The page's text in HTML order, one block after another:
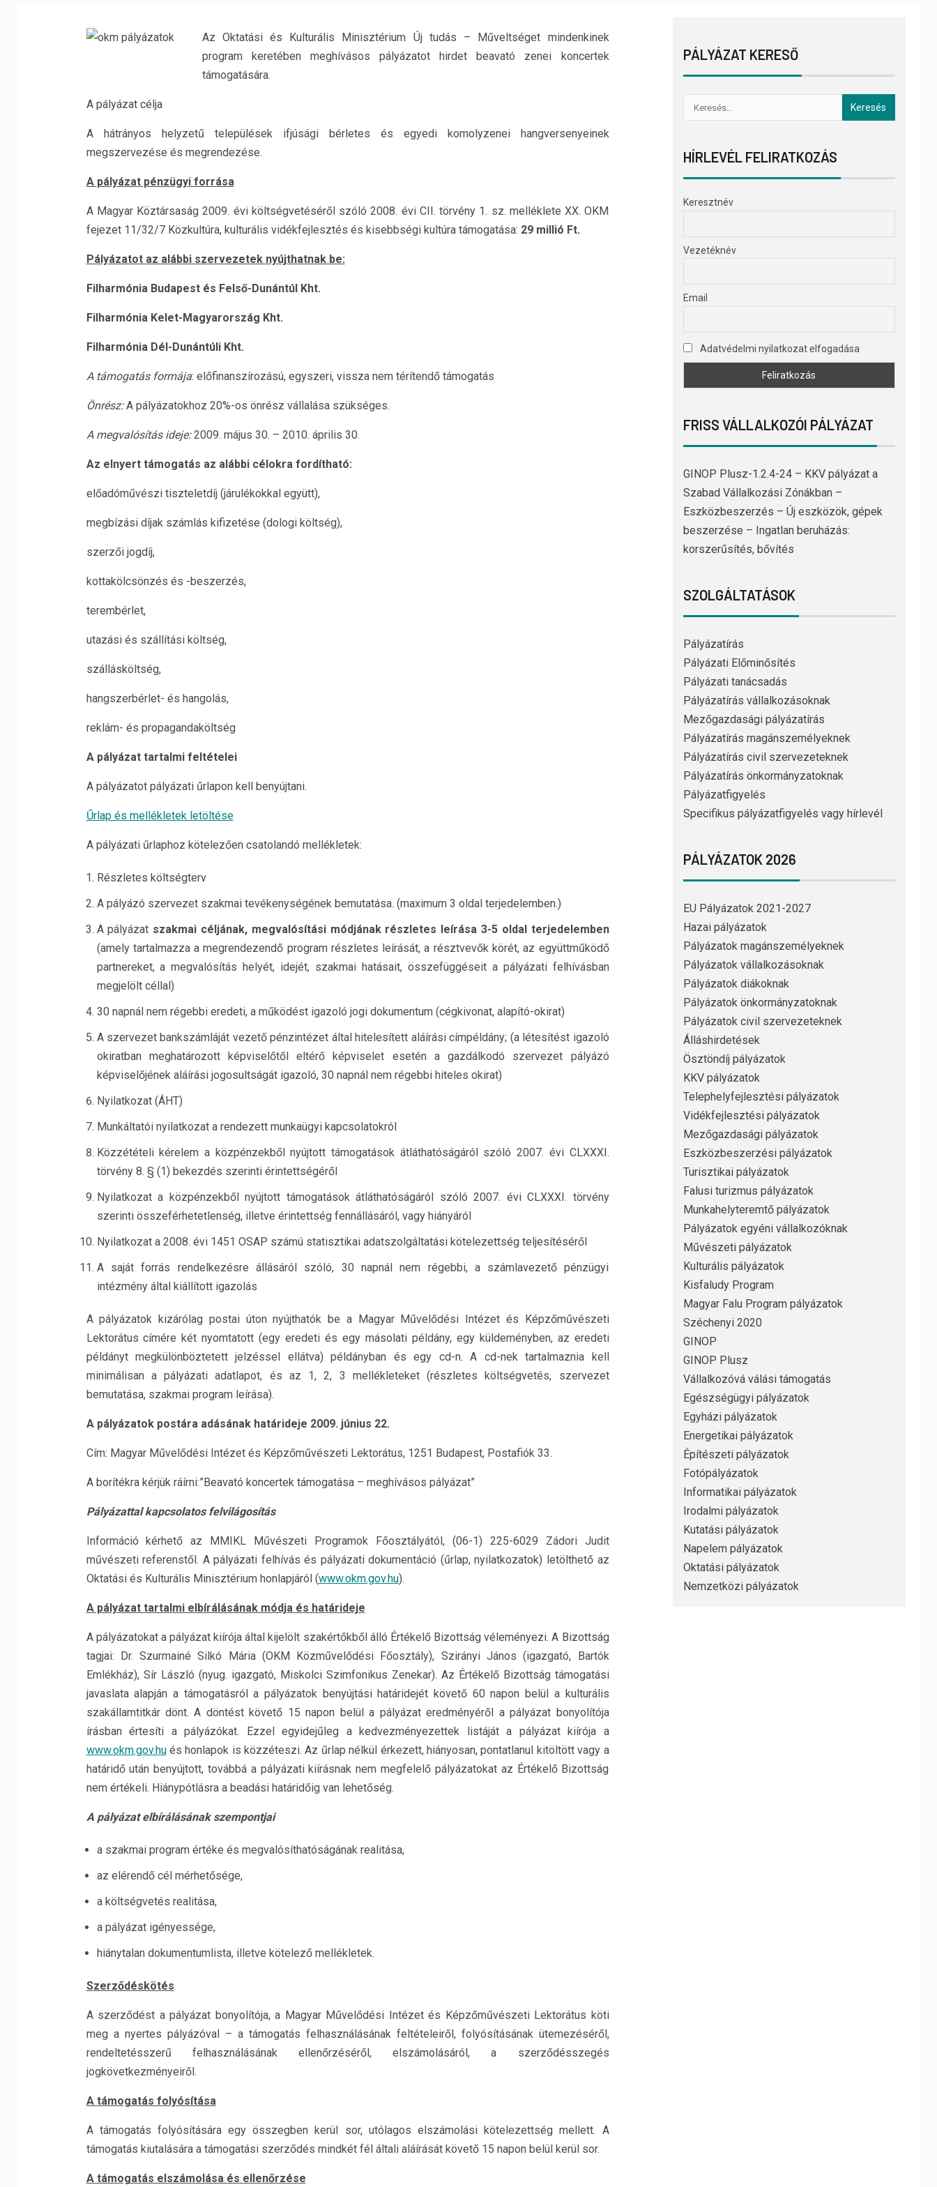
Az Oktatási és Kulturális Minisztérium Új tudás – Műveltséget mindenkinek
program keretében meghívásos pályázatot hirdet beavató zenei koncertek
támogatására.
A pályázat célja
A hátrányos helyzetű települések ifjúsági bérletes és egyedi komolyzenei hangversenyeinek
megszervezése és megrendezése.
A pályázat pénzügyi forrása
A Magyar Köztársaság 2009. évi költségvetéséről szóló 2008. évi CII. törvény 1. sz. melléklete XX. OKM
fejezet 11/32/7 Közkultúra, kulturális vidékfejlesztés és kisebbségi kultúra támogatása: 29 millió Ft.
Pályázatot az alábbi szervezetek nyújthatnak be:
Filharmónia Budapest és Felső-Dunántúl Kht.
Filharmónia Kelet-Magyarország Kht.
Filharmónia Dél-Dunántúli Kht.
A támogatás formája: előfinanszírozású, egyszeri, vissza nem térítendő támogatás
Önrész:A pályázatokhoz 20%-os önrész vállalása szükséges.
A megvalósítás ideje:2009. május 30. – 2010. április 30.
Az elnyert támogatás az alábbi célokra fordítható:
előadóművészi tiszteletdíj (járulékokkal együtt),
megbízási díjak számlás kifizetése (dologi költség),
szerzői jogdíj,
kottakölcsönzés és -beszerzés,
terembérlet,
utazási és szállítási költség,
szállásköltség,
hangszerbérlet- és hangolás,
reklám- és propagandaköltség
A pályázat tartalmi feltételei
A pályázatot pályázati űrlapon kell benyújtani.
Űrlap és mellékletek letöltése
A pályázati űrlaphoz kötelezően csatolandó mellékletek:
Részletes költségterv
A pályázó szervezet szakmai tevékenységének bemutatása. (maximum 3 oldal terjedelemben.)
A pályázat szakmai céljának, megvalósítási módjának részletes leírása 3-5 oldal terjedelemben
(amely tartalmazza a megrendezendő program részletes leírását, a résztvevők körét, az együttműködő
partnereket, a megvalósítás helyét, idejét, szakmai hatásait, összefüggéseit a pályázati felhívásban
megjelölt céllal)
30 napnál nem régebbi eredeti, a működést igazoló jogi dokumentum (cégkivonat, alapító-okirat)
A szervezet bankszámláját vezető pénzintézet által hitelesített aláírási címpéldány; (a létesítést igazoló
okiratban meghatározott képviselőtől eltérő képviselet esetén a gazdálkodó szervezet pályázó
képviselőjének aláírási jogosultságát igazoló, 30 napnál nem régebbi hiteles okirat)
Nyilatkozat (ÁHT)
Munkáltatói nyilatkozat a rendezett munkaügyi kapcsolatokról
Közzétételi kérelem a közpénzekből nyújtott támogatások átláthatóságáról szóló 2007. évi CLXXXI.
törvény 8. § (1) bekezdés szerinti érintettségéről
Nyilatkozat a közpénzekből nyújtott támogatások átláthatóságáról szóló 2007. évi CLXXXI. törvény
szerinti összeférhetetlenség, illetve érintettség fennállásáról, vagy hiányáról
Nyilatkozat a 2008. évi 1451 OSAP számú statisztikai adatszolgáltatási kötelezettség teljesítéséről
A saját forrás rendelkezésre állásáról szóló, 30 napnál nem régebbi, a számlavezető pénzügyi
intézmény által kiállított igazolás
A pályázatok kizárólag postai úton nyújthatók be a Magyar Művelődési Intézet és Képzőművészeti
Lektorátus címére két nyomtatott (egy eredeti és egy másolati példány, egy küldeményben, az eredeti
példányt megkülönböztetett jelzéssel ellátva) példányban és egy cd-n. A cd-nek tartalmaznia kell
minimálisan a pályázati adatlapot, és az 1, 2, 3 mellékleteket (részletes költségvetés, szervezet
bemutatása, szakmai program leírása).
A pályázatok postára adásának határideje 2009. június 22.
Cím: Magyar Művelődési Intézet és Képzőművészeti Lektorátus, 1251 Budapest, Postafiók 33.
A borítékra kérjük ráírni:”Beavató koncertek támogatása – meghívásos pályázat”
Pályázattal kapcsolatos felvilágosítás
Információ kérhető az MMIKL Művészeti Programok Főosztályától, (06-1) 225-6029 Zádori Judit
művészeti referenstől. A pályázati felhívás és pályázati dokumentáció (űrlap, nyilatkozatok) letölthető az
Oktatási és Kulturális Minisztérium honlapjáról (www.okm.gov.hu).
A pályázat tartalmi elbírálásának módja és határideje
A pályázatokat a pályázat kiírója által kijelölt szakértőkből álló Értékelő Bizottság véleményezi. A Bizottság
tagjai: Dr. Szurmainé Silkó Mária (OKM Közművelődési Főosztály), Szirányi János (igazgató, Bartók
Emlékház), Sír László (nyug. igazgató, Miskolci Szimfonikus Zenekar). Az Értékelő Bizottság támogatási
javaslata alapján a támogatásról a pályázatok benyújtási határidejét követő 60 napon belül a kulturális
szakállamtitkár dönt. A döntést követő 15 napon belül a pályázat eredményéről a pályázat bonyolítója
írásban értesíti a pályázókat. Ezzel egyidejűleg a kedvezményezettek listáját a pályázat kiírója a
www.okm.gov.hués honlapok is közzéteszi. Az űrlap nélkül érkezett, hiányosan, pontatlanul kitöltött vagy a
határidő után benyújtott, továbbá a pályázati kiírásnak nem megfelelő pályázatokat az Értékelő Bizottság
nem értékeli. Hiánypótlásra a beadási határidőig van lehetőség.
A pályázat elbírálásának szempontjai
a szakmai program értéke és megvalósíthatóságának realitása,
az elérendő cél mérhetősége,
a költségvetés realitása,
a pályázat igényessége,
hiánytalan dokumentumlista, illetve kötelező mellékletek.
Szerződéskötés
A szerződést a pályázat bonyolítója, a Magyar Művelődési Intézet és Képzőművészeti Lektorátus köti
meg a nyertes pályázóval – a támogatás felhasználásának feltételeiről, folyósításának ütemezéséről,
rendeltetésszerű felhasználásának ellenőrzéséről, elszámolásáról, a szerződésszegés
jogkövetkezményeiről.
A támogatás folyósítása
A támogatás folyósítására egy összegben kerül sor, utólagos elszámolási kötelezettség mellett. A
támogatás kiutalására a támogatási szerződés mindkét fél általi aláírását követő 15 napon belül kerül sor.
A támogatás elszámolása és ellenőrzése
PÁLYÁZAT KERESŐ
HÍRLEVÉL FELIRATKOZÁS
Keresztnév
Vezetéknév
Email
Adatvédelmi nyilatkozat elfogadása
FRISS VÁLLALKOZÓI PÁLYÁZAT
GINOP Plusz-1.2.4-24 – KKV pályázat a
Szabad Vállalkozási Zónákban –
Eszközbeszerzés – Új eszközök, gépek
beszerzése – Ingatlan beruházás:
korszerűsítés, bővítés
SZOLGÁLTATÁSOK
Pályázatírás
Pályázati Előminősítés
Pályázati tanácsadás
Pályázatírás vállalkozásoknak
Mezőgazdasági pályázatírás
Pályázatírás magánszemélyeknek
Pályázatírás civil szervezeteknek
Pályázatírás önkormányzatoknak
Pályázatfigyelés
Specifikus pályázatfigyelés vagy hírlevél
PÁLYÁZATOK 2026
EU Pályázatok 2021-2027
Hazai pályázatok
Pályázatok magánszemélyeknek
Pályázatok vállalkozásoknak
Pályázatok diákoknak
Pályázatok önkormányzatoknak
Pályázatok civil szervezeteknek
Álláshirdetések
Ösztöndíj pályázatok
KKV pályázatok
Telephelyfejlesztési pályázatok
Vidékfejlesztési pályázatok
Mezőgazdasági pályázatok
Eszközbeszerzési pályázatok
Turisztikai pályázatok
Falusi turizmus pályázatok
Munkahelyteremtő pályázatok
Pályázatok egyéni vállalkozóknak
Művészeti pályázatok
Kulturális pályázatok
Kisfaludy Program
Magyar Falu Program pályázatok
Széchenyi 2020
GINOP
GINOP Plusz
Vállalkozóvá válási támogatás
Egészségügyi pályázatok
Egyházi pályázatok
Energetikai pályázatok
Építészeti pályázatok
Fotópályázatok
Informatikai pályázatok
Irodalmi pályázatok
Kutatási pályázatok
Napelem pályázatok
Oktatási pályázatok
Nemzetközi pályázatok